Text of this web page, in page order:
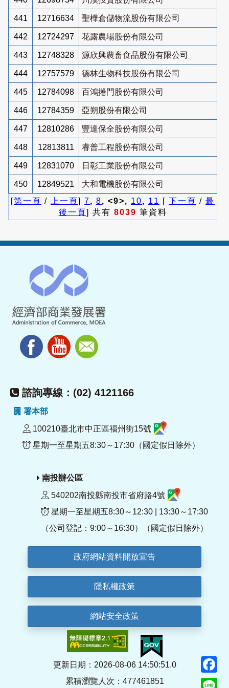
441 12716634 聖樺倉儲物流股份有限公司
442 12724297 花露農場股份有限公司
443 12748328 源欣興農畜食品股份有限公司
444 12757579 德林生物科技股份有限公司
445 12784098 百鴻捲門股份有限公司
446 12784359 亞朔股份有限公司
447 12810286 豐達保全股份有限公司
448 12813811 睿普工程股份有限公司
449 12831070 日彰工業股份有限公司
450 12849521
大和電機股份有限公司
[第一頁 / 上一頁] 7, 8, <9>, 10, 11 [ 下一頁 / 最
後一頁] 共有 8039 筆資料
諮詢專線：(02) 4121166
署本部
100210臺北市中正區福州街15號
星期一至星期五8:30～17:30（國定假日除外）
南投辦公區
540202南投縣南投市省府路4號
星期一至星期五8:30～12:30 | 13:30～17:30
（公司登記：9:00～16:30）（國定假日除外）
政府網站資料開放宣告
隱私權政策
網站安全政策
更新日期：2026-08-06 14:50:51.0
累積瀏覽人次：477461851